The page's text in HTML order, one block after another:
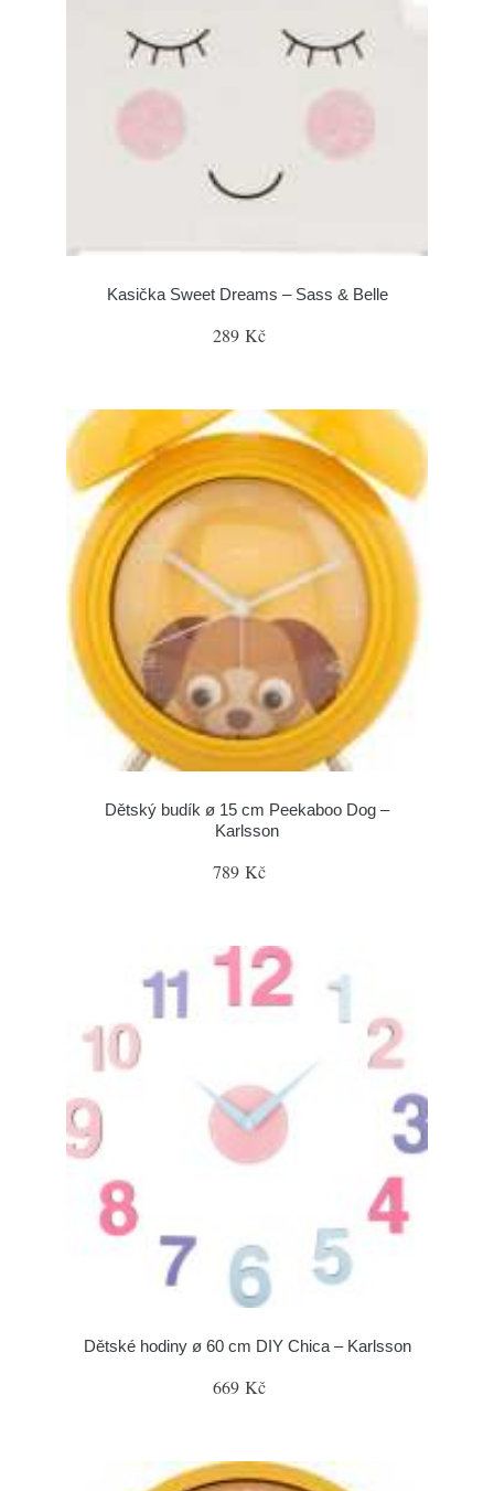
Kasička Sweet Dreams – Sass & Belle
289 Kč
Dětský budík ø 15 cm Peekaboo Dog –
Karlsson
789 Kč
Dětské hodiny ø 60 cm DIY Chica – Karlsson
669 Kč